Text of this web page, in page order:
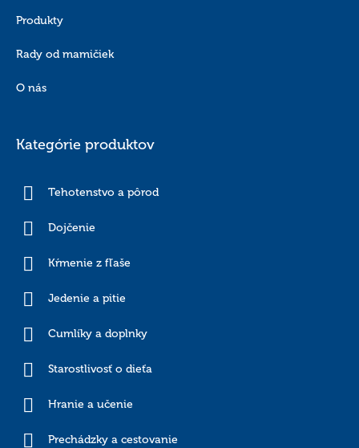
Produkty
Rady od mamičiek
O nás
Kategórie produktov
Tehotenstvo a pôrod
Dojčenie
Kŕmenie z fľaše
Jedenie a pitie
Cumlíky a doplnky
Starostlivosť o dieťa
Hranie a učenie
Prechádzky a cestovanie